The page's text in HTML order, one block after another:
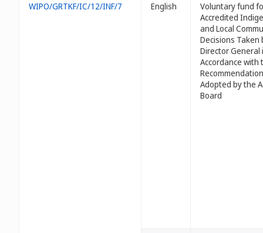
WIPO/GRTKF/IC/12/INF/7 English
Voluntary fund
Accredited
and Local
Decisions Taken
Director General
Accordance with
Recommendation
Adopted by the
Board